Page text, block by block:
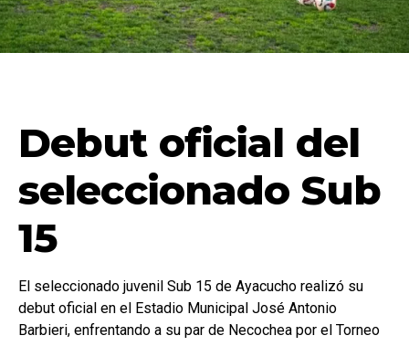
Debut oficial del
seleccionado Sub
15
El seleccionado juvenil Sub 15 de Ayacucho realizó su
debut oficial en el Estadio Municipal José Antonio
Barbieri, enfrentando a su par de Necochea por el Torneo